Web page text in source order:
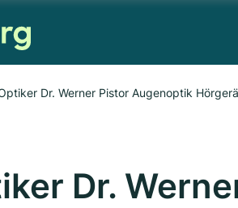
Dr. Werner Pistor Augenoptik
Dr.